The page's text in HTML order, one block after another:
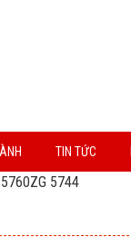
TIN TỨC
5760ZG 5744